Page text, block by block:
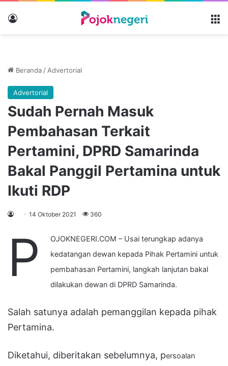
Beranda / Advertorial
Advertorial
Sudah Pernah Masuk
Pembahasan Terkait
Pertamini, DPRD Samarinda
Bakal Panggil Pertamina untuk
Ikuti RDP
14 Oktober 2021 360
P
OJOKNEGERI.COM – Usai terungkap adanya
kedatangan dewan kepada Pihak Pertamini untuk
pembahasan Pertamini, langkah lanjutan bakal
dilakukan dewan di DPRD Samarinda.
Salah satunya adalah pemanggilan kepada pihak
Pertamina.
Diketahui, diberitakan sebelumnya, persoalan